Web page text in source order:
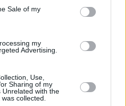
Sale of my
my
Advertising.
Use,
Sharing of my
Unrelated with the
collected.
#economia ungherese
Required fields are marked